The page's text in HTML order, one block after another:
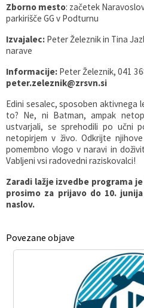
Zborno mesto: začetek
parkirišče GG v Podturnu
Izvajalec: Peter Železnik in Tina
narave
Informacije: Peter Železnik, 041
peter.zeleznik@zrsvn.si
Edini sesalec, sposoben aktivnega
to? Ne, ni Batman, ampak
ustvarjali, se sprehodili po učni
netopirjem v živo. Odkrijte
pomembno vlogo v naravi in
Vabljeni vsi radovedni raziskovalci!
Zaradi lažje izvedbe programa
prosimo za prijavo do 10.
naslov.
Povezane objave